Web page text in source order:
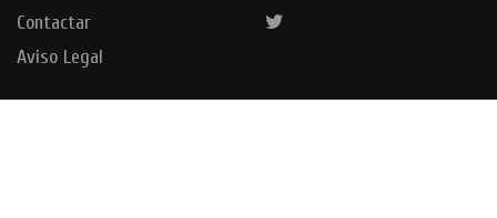
Contactar
Aviso Legal